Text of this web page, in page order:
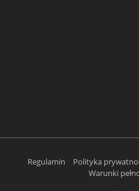
Regulamin Polityka
Warunki